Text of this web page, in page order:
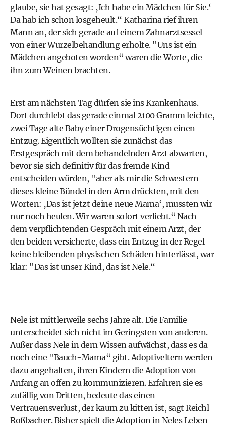
glaube, sie hat gesagt: ‚Ich habe ein Mädchen für Sie.‘
Da hab ich schon losgeheult.“ Katharina rief ihren
Mann an, der sich gerade auf einem Zahnarztsessel
von einer Wurzelbehandlung erholte. "Uns ist ein
Mädchen angeboten worden“ waren die Worte, die
ihn zum Weinen brachten.
Erst am nächsten Tag dürfen sie ins Krankenhaus.
Dort durchlebt das gerade einmal 2100 Gramm leichte,
zwei Tage alte Baby einer Drogensüchtigen einen
Entzug. Eigentlich wollten sie zunächst das
Erstgespräch mit dem behandelnden Arzt abwarten,
bevor sie sich definitiv für das fremde Kind
entscheiden würden, "aber als mir die Schwestern
dieses kleine Bündel in den Arm drückten, mit den
Worten: ‚Das ist jetzt deine neue Mama‘, mussten wir
nur noch heulen. Wir waren sofort verliebt.“ Nach
dem verpflichtenden Gespräch mit einem Arzt, der
den beiden versicherte, dass ein Entzug in der Regel
keine bleibenden physischen Schäden hinterlässt, war
klar: "Das ist unser Kind, das ist Nele.“
Nele ist mittlerweile sechs Jahre alt. Die Familie
unterscheidet sich nicht im Geringsten von anderen.
Außer dass Nele in dem Wissen aufwächst, dass es da
noch eine "Bauch-Mama“ gibt. Adoptiveltern werden
dazu angehalten, ihren Kindern die Adoption von
Anfang an offen zu kommunizieren. Erfahren sie es
zufällig von Dritten, bedeute das einen
Vertrauensverlust, der kaum zu kitten ist, sagt Reichl-
Roßbacher. Bisher spielt die Adoption in Neles Leben